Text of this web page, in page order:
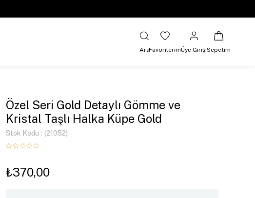
AraFavorilerimÜye GirişiSepetim
Özel Seri Gold Detaylı Gömme ve
Kristal Taşlı Halka Küpe Gold
Stok Kodu (21052)
₺370,00